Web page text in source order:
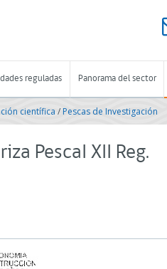
reguladas Panorama del sector
científica /Pescas de Investigación
PescaI XII Reg.